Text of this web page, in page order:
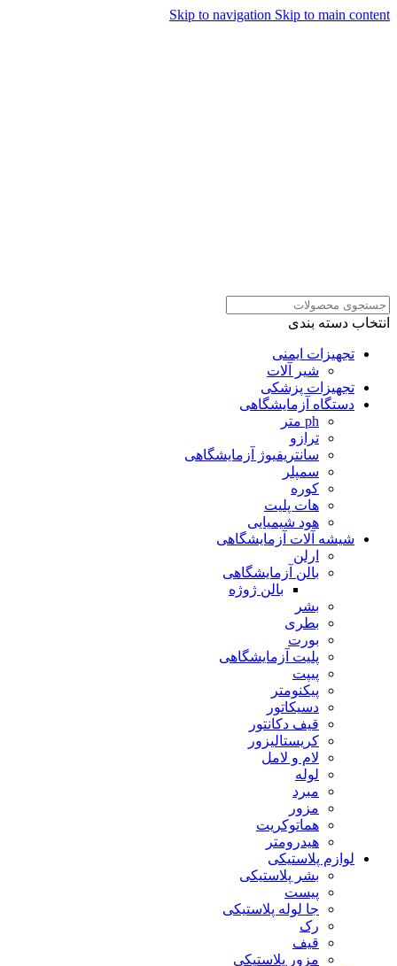
Skip to navigation Skip to main content
انتخاب دسته بندی
تجهیزات ایمنی
شیر آلات
تجهیزات پزشکی
دستگاه آزمایشگاهی
ph متر
ترازو
سانتریفیوژ آزمایشگاهی
سمپلر
کوره
هات پلیت
هود شیمیایی
شیشه آلات آزمایشگاهی
ارلن
بالن آزمایشگاهی
بالن ژوژه
بشر
بطری
بورت
پلیت آزمایشگاهی
پیپت
پیکنومتر
دسیکاتور
قیف دکانتور
کریستالیزور
لام و لامل
لوله
مبرد
مزور
هماتوکریت
هیدرومتر
لوازم پلاستیکی
بشر پلاستیکی
پیست
جا لوله پلاستیکی
رک
قیف
مزور پلاستیکی
همراهان علمینو به علت نوسانات قیمت